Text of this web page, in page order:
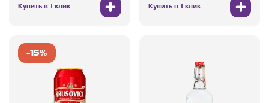
Купить в 1 клик Купить в 1 клик
-15%